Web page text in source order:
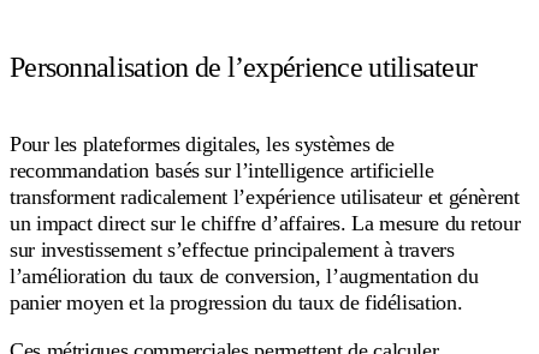
Personnalisation de l’expérience utilisateur
Pour les plateformes digitales, les systèmes de
recommandation basés sur l’intelligence artificielle
transforment radicalement l’expérience utilisateur et génèrent
un impact direct sur le chiffre d’affaires. La mesure du retour
sur investissement s’effectue principalement à travers
l’amélioration du taux de conversion, l’augmentation du
panier moyen et la progression du taux de fidélisation.